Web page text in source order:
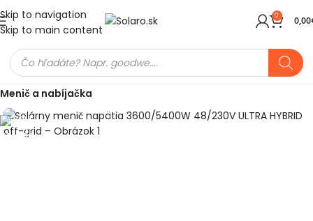
Skip to navigation
Skip to main content
0 0,00
Domov Meniče a batérie Ostrovné meniče (Off-Grid)
Menič a nabíjačka